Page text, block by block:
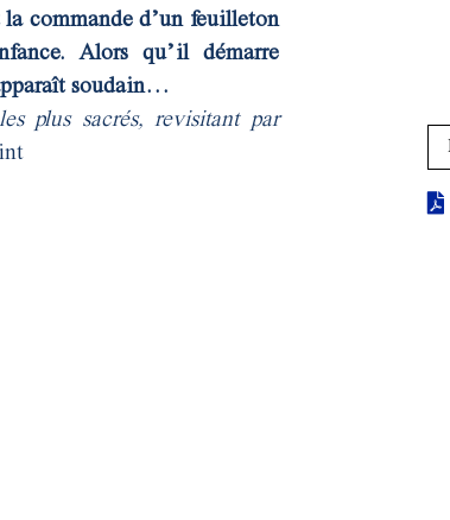
commande d’un feuilleton
Alors qu’il démarre
soudain…
plus sacrés, revisitant par